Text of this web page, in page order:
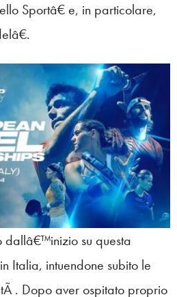
Sportâ€ e, in particolare,
dallâ€™inizio su questa
Italia, intuendone subito le
. Dopo aver ospitato proprio